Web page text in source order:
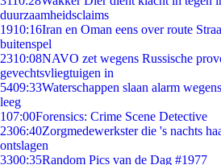
duurzaamheidsclaims
1910:16Iran en Oman eens over route
buitenspel
2310:08NAVO zet wegens Russische
gevechtsvliegtuigen in
5409:33Waterschappen slaan alarm
leeg
107:00Forensics: Crime Scene Detective
2306:40Zorgmedewerkster die 's nachts
ontslagen
3300:35Random Pics van de Dag #1977